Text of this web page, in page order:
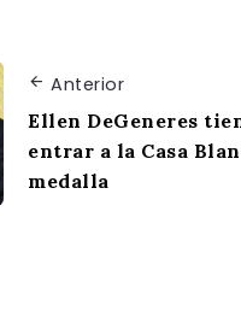
Anterior
Ellen DeGeneres
entrar a la Casa
medalla